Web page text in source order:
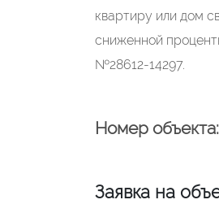
квартиру или дом
сниженной
№28612-14297.
Номер
Заявка на